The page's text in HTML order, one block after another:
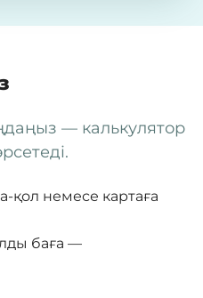
— калькулятор
қол немесе картаға
баға —